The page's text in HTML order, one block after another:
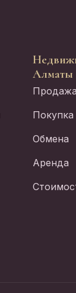
Алматы
Продажа
Покупка
Обмена
Аренда